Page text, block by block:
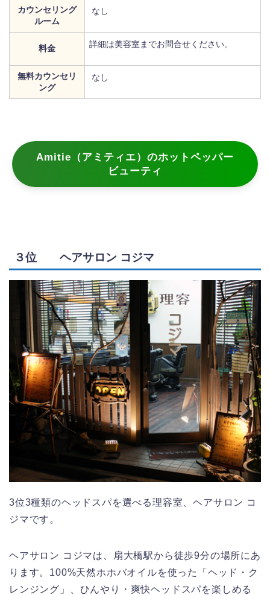
カウンセリング
ルーム
なし
料金 詳細は美容室までお問合せください。
無料カウンセリ
ング
なし
Amitie（アミティエ）のホットペッパー
ビューティ
３位 ヘアサロン コジマ
3位3種類のヘッドスパを選べる理容室、ヘアサロン コ
ジマです。
ヘアサロン コジマは、扇大橋駅から徒歩9分の場所にあ
ります。100%天然ホホバオイルを使った「ヘッド・ク
レンジング」、ひんやり・爽快ヘッドスパを楽しめる